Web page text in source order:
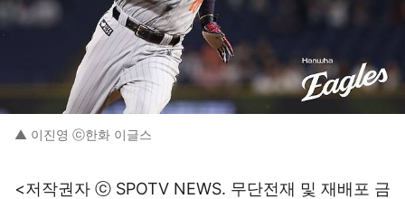
▲ 이진영 ⓒ한화 이글스
<저작권자 ⓒ SPOTV NEWS. 무단전재 및 재배포 금